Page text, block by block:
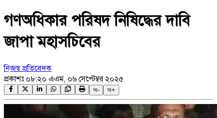
গণঅধিকার পরিষদ নিষিদ্ধের দাবি
জাপা মহাসচিবের
নিজস্ব প্রতিবেদক
প্রকাশঃ ০৮:২০ এএম, ০৬ সেপ্টেম্বর ২০২৫
অ- অ+